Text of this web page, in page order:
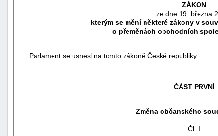
ZÁKON
ze dne 19. března
kterým se mění některé zákony v
o přeměnách obchodních
Parlament se usnesl na tomto zákoně České republiky:
ČÁST PRVNÍ
Změna občanského
Čl. I
škody